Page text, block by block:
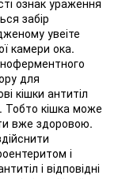
ознак ураження
забір
увеіте
камери ока.
для
кішки антитіл
Тобто кішка може
вже здоровою.
і
і відповідні